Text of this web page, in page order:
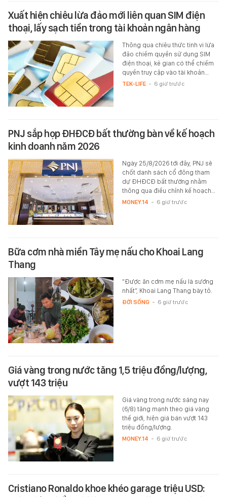
Xuất hiện chiêu lừa đảo mới liên quan SIM điện
thoại, lấy sạch tiền trong tài khoản ngân hàng
Thông qua chiêu thức tinh vi lừa
đảo chiếm quyền sử dụng SIM
điện thoại, kẻ gian có thể chiếm
quyền truy cập vào tài khoản…
TEK-LIFE - 6 giờ trước
PNJ sắp họp ĐHĐCĐ bất thường bàn về kế hoạch
kinh doanh năm 2026
Ngày 25/8/2026 tới đây, PNJ sẽ
chốt danh sách cổ đông tham
dự ĐHĐCĐ bất thường nhằm
thông qua điều chỉnh kế hoạch…
MONEY.14 - 6 giờ trước
Bữa cơm nhà miền Tây mẹ nấu cho Khoai Lang
Thang
“Được ăn cơm mẹ nấu là sướng
nhất”, Khoai Lang Thang bày tỏ.
ĐỜI SỐNG - 6 giờ trước
Giá vàng trong nước tăng 1,5 triệu đồng/lượng,
vượt 143 triệu
Giá vàng trong nước sáng nay
(6/8) tăng mạnh theo giá vàng
thế giới, hiện giá bán vượt 143
triệu đồng/lượng.
MONEY.14 - 6 giờ trước
Cristiano Ronaldo khoe khéo garage triệu USD: